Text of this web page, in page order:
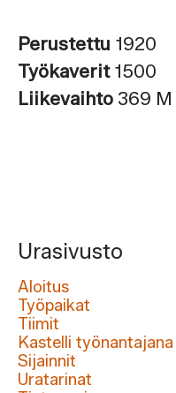
Perustettu 1920
Työkaverit 1500
Liikevaihto 369 M
Urasivusto
Aloitus
Työpaikat
Tiimit
Kastelli työnantajana
Sijainnit
Uratarinat